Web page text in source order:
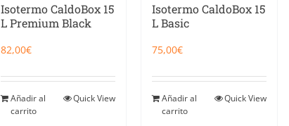
Isotermo CaldoBox 15
L Premium Black
82,00€
Añadir al
carrito
Quick View
Isotermo CaldoBox 15
L Basic
75,00€
Añadir al
carrito
Quick View